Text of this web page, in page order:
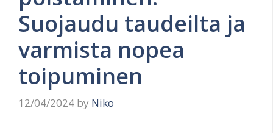
Suojaudu taudeilta ja
varmista nopea
toipuminen
12/04/2024 by Niko